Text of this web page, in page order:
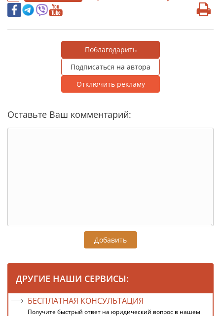
Поблагодарить
Подписаться на автора
Отключить рекламу
Оставьте Ваш комментарий:
Добавить
ДРУГИЕ НАШИ СЕРВИСЫ:
БЕСПЛАТНАЯ КОНСУЛЬТАЦИЯ
Получите быстрый ответ на юридический вопрос в нашем